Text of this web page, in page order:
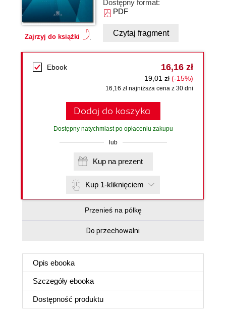
Zajrzyj do książki
Dostępny format:
PDF
Czytaj fragment
Ebook 16,16 zł
19,01 zł (-15%)
16,16 zł najniższa cena z 30 dni
Dodaj do koszyka
Dostępny natychmiast po opłaceniu zakupu
lub
Kup na prezent
Kup 1-kliknięciem
Przenieś na półkę
Do przechowalni
Opis ebooka
Szczegóły ebooka
Dostępność produktu